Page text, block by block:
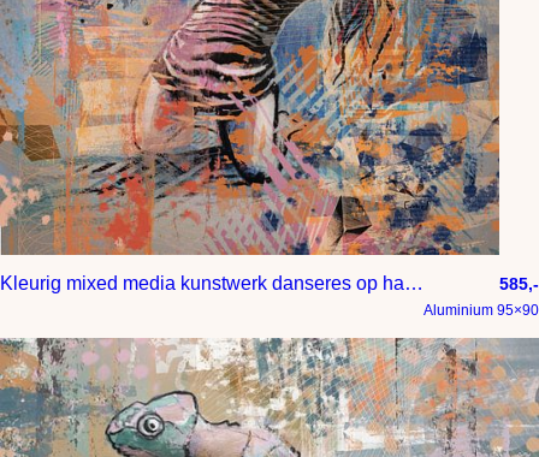
Kleurig mixed media kunstwerk danseres op haar knieen 585,-
Aluminium 95×90